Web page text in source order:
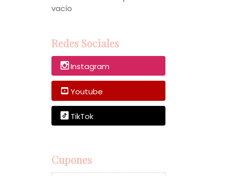
vacío
Redes Sociales
Instagram
Youtube
TikTok
Cupones